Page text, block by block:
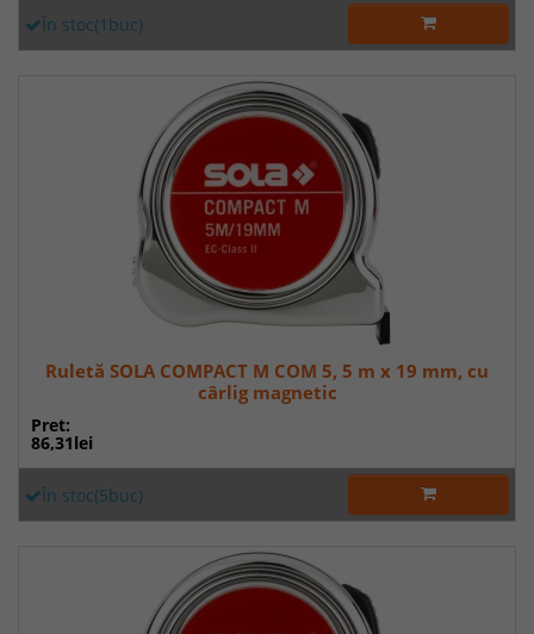
În stoc(1buc)
Ruletă SOLA COMPACT M COM 5, 5 m x 19 mm, cu
cârlig magnetic
Pret:
86,31lei
În stoc(5buc)